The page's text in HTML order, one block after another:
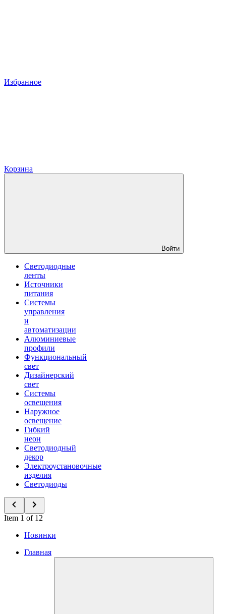
Избранное
Корзина
Войти
Светодиодные
ленты
Источники
питания
Системы
управления
и
автоматизации
Алюминиевые
профили
Функциональный
свет
Дизайнерский
свет
Системы
освещения
Наружное
освещение
Гибкий
неон
Светодиодный
декор
Электроустановочные
изделия
Светодиоды
Item 1 of 12
Новинки
Главная